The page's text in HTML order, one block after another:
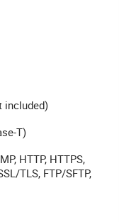
included)
T)
HTTP, HTTPS,
TLS, FTP/SFTP,